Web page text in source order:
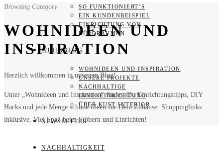
SO FUNKTIONIERT’S
EIN KUNDENBEISPIEL
EINRICHTUNG VON
BÜRORÄUMEN
WOHNBLOG
WOHNIDEEN UND INSPIRATION
UNSERE PROJEKTE
NACHHALTIGE
INNENEINRICHTUNG
ÜBER KUST INTERIOR
NEWSLETTER
NACHHALTIGKEIT
Browsing Category
WOHNIDEEN UND
INSPIRATION
Herzlich willkommen in unserem Blog!
Unter „Wohnideen und Inspiration“ findest Du Einrichtungstipps, DIY
Hacks und jede Menge schöne Ideen für Dein Zuhause: Shoppinglinks
inklusive. Viel Spaß beim Stöbern und Einrichten!